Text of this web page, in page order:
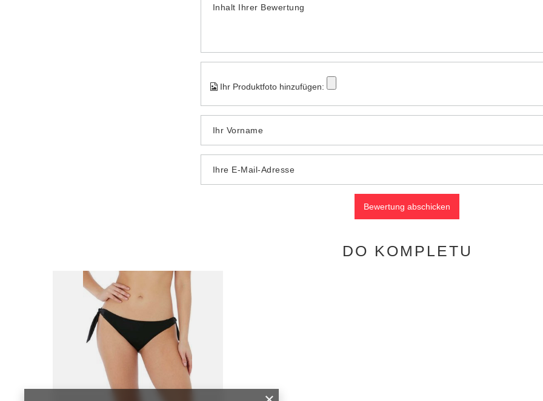
Inhalt Ihrer Bewertung
Ihr Produktfoto hinzufügen:
Ihr Vorname
Ihre E-Mail-Adresse
Bewertung abschicken
DO KOMPLETU